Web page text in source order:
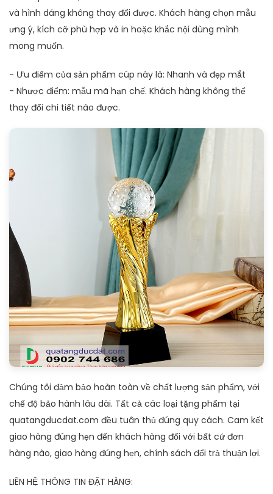
và hình dáng không thay đổi được. Khách hàng chọn mẫu
ưng ý, kích cỡ phù hợp và in hoặc khắc nội dùng mình
mong muốn.
- Ưu điểm của sản phẩm cúp này là: Nhanh và đẹp mắt
- Nhược điểm: mẫu mã hạn chế. Khách hàng không thể
thay đổi chi tiết nào được.
Chúng tôi đảm bảo hoàn toàn về chất lượng sản phẩm, với
chế độ bảo hành lâu dài. Tất cả các loại tặng phẩm tại
quatangducdat.com đều tuân thủ đúng quy cách. Cam kết
giao hàng đúng hẹn đến khách hàng đối với bất cứ đơn
hàng nào, giao hàng đúng hẹn, chính sách đổi trả thuận lợi.
LIÊN HỆ THÔNG TIN ĐẶT HÀNG: